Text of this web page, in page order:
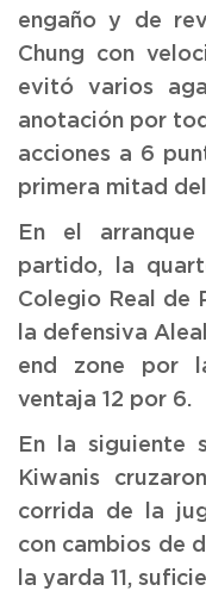
engaño y de
Chung con
evitó varios
anotación por
acciones a 6
primera mitad
En el
partido, la
Colegio Real de
la defensiva
end zone por
ventaja 12 por 6.
En la siguiente
Kiwanis
corrida de la
con cambios de
la yarda 11,